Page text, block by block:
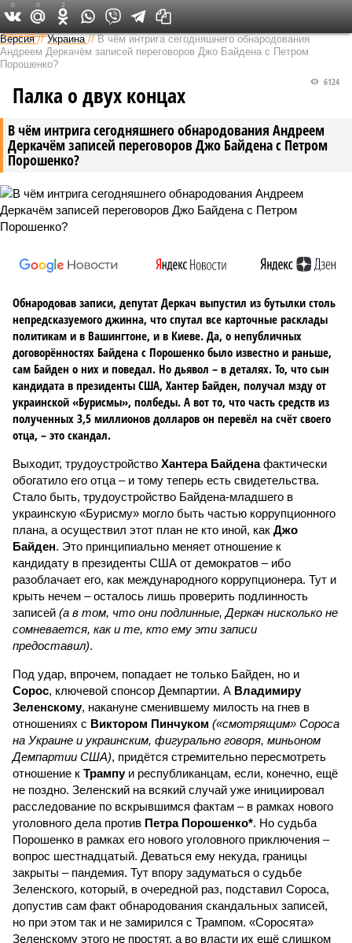
Федеральный выпуск
Версия //Украина //В чём интрига сегодняшнего обнародования
Андреем Деркачём записей переговоров Джо Байдена с Петром
Порошенко?
В чём интрига сегодняшнего обнародования Андреем
Деркачём записей переговоров Джо Байдена с Петром
Порошенко?
6124
Палка о двух концах
Обнародовав записи, депутат Деркач выпустил из бутылки столь
непредсказуемого джинна, что спутал все карточные расклады
политикам и в Вашингтоне, и в Киеве. Да, о непубличных
договорённостях Байдена с Порошенко было известно и раньше,
сам Байден о них и поведал. Но дьявол – в деталях. То, что сын
кандидата в президенты США, Хантер Байден, получал мзду от
украинской «Бурисмы», полбеды. А вот то, что часть средств из
полученных 3,5 миллионов долларов он перевёл на счёт своего
отца, – это скандал.
Выходит, трудоустройство Хантера Байденафактически
обогатило его отца – и тому теперь есть свидетельства.
Стало быть, трудоустройство Байдена-младшего в
украинскую «Бурисму» могло быть частью коррупционного
плана, а осуществил этот план не кто иной, как Джо
Байден. Это принципиально меняет отношение к
кандидату в президенты США от демократов – ибо
разоблачает его, как международного коррупционера. Тут и
крыть нечем – осталось лишь проверить подлинность
записей (а в том, что они подлинные, Деркач нисколько не
сомневается, как и те, кто ему эти записи
предоставил).
Под удар, впрочем, попадает не только Байден, но и
Сорос, ключевой спонсор Демпартии. А Владимиру
Зеленскому, накануне сменившему милость на гнев в
отношениях с Виктором Пинчуком («смотрящим» Сороса
на Украине и украинским, фигурально говоря, миньоном
Демпартии США), придётся стремительно пересмотреть
отношение к Трампуи республиканцам, если, конечно, ещё
не поздно. Зеленский на всякий случай уже инициировал
расследование по вскрывшимся фактам – в рамках нового
уголовного дела против Петра Порошенко*. Но судьба
Порошенко в рамках его нового уголовного приключения –
вопрос шестнадцатый. Деваться ему некуда, границы
закрыты – пандемия. Тут впору задуматься о судьбе
Зеленского, который, в очередной раз, подставил Сороса,
допустив сам факт обнародования скандальных записей,
но при этом так и не замирился с Трампом. «Соросята»
Зеленскому этого не простят, а во власти их ещё слишком
0 0 3